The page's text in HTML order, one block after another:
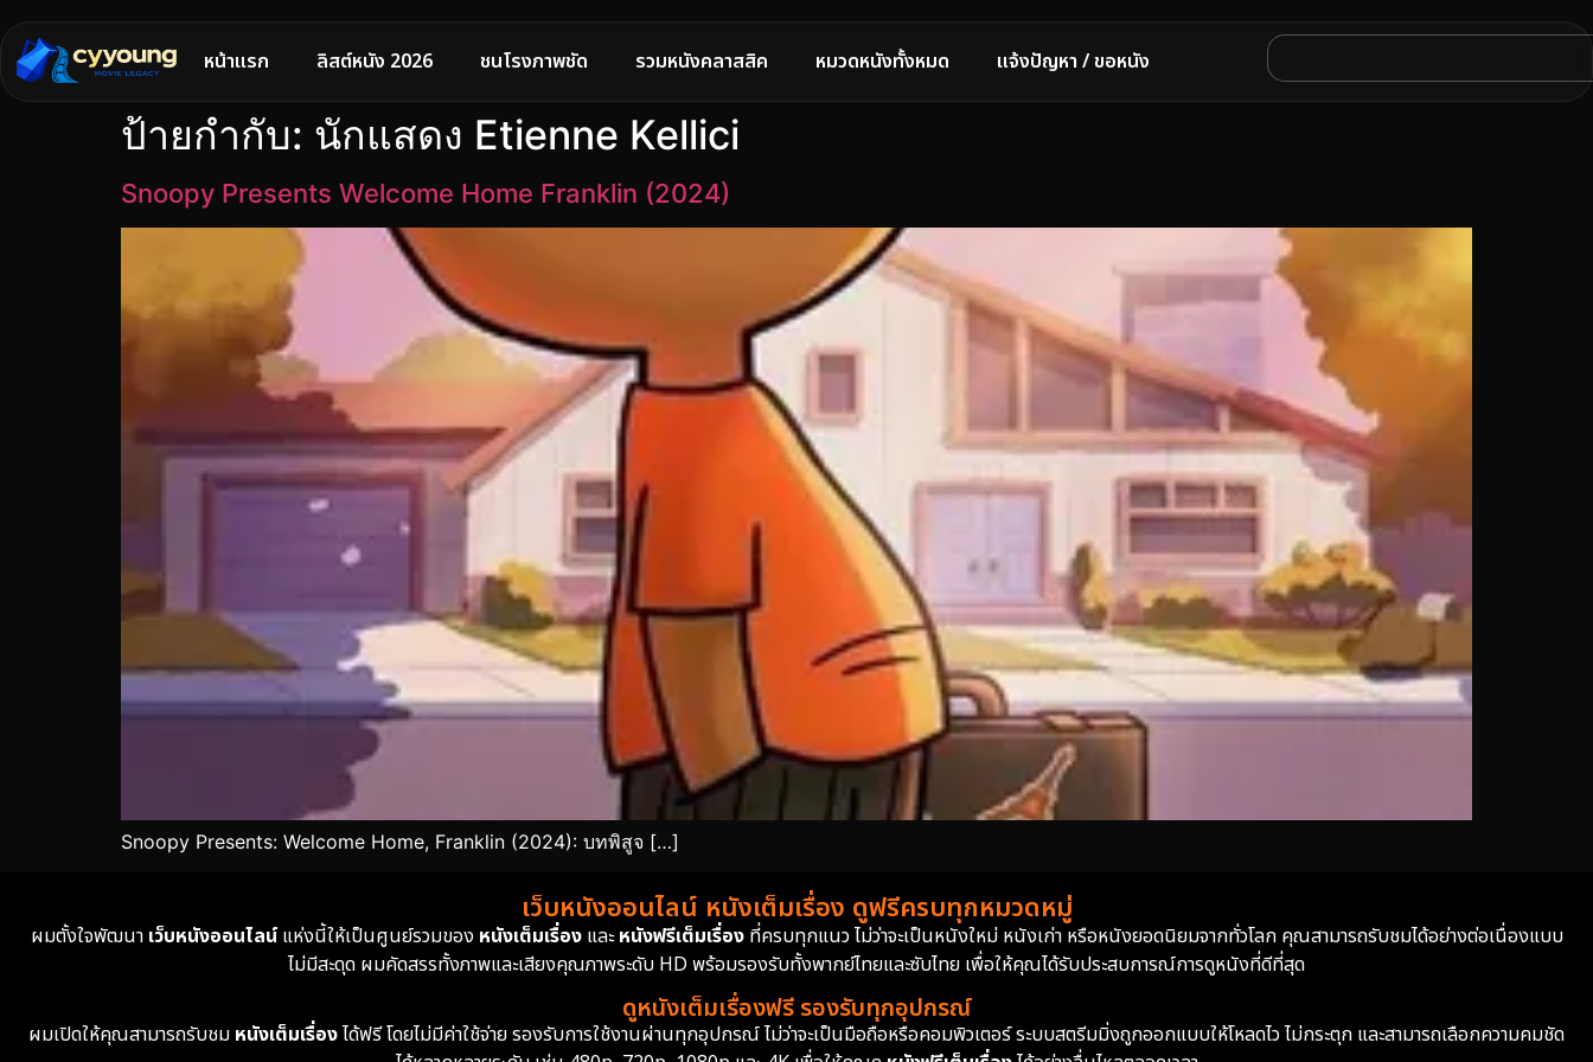
หน้าแรก ลิสต์หนัง 2026 ชนโรงภาพชัด รวมหนังคลาสสิค หมวดหนังทั้งหมด แจ้งปัญหา / ขอหนัง
ป้ายกำกับ: นักแสดง Etienne Kellici
Snoopy Presents Welcome Home Franklin (2024)
Snoopy Presents: Welcome Home, Franklin (2024): บทพิสูจ […]
เว็บหนังออนไลน์ หนังเต็มเรื่อง ดูฟรีครบทุกหมวดหมู่
ผมตั้งใจพัฒนา เว็บหนังออนไลน์แห่งนี้ให้เป็นศูนย์รวมของ หนังเต็มเรื่องและหนังฟรีเต็มเรื่องที่ครบทุกแนว ไม่ว่าจะเป็นหนังใหม่ หนังเก่า หรือหนังยอดนิยมจากทั่วโลก คุณสามารถรับชมได้อย่างต่อเนื่องแบบ
ไม่มีสะดุด ผมคัดสรรทั้งภาพและเสียงคุณภาพระดับ HD พร้อมรองรับทั้งพากย์ไทยและซับไทย เพื่อให้คุณได้รับประสบการณ์การดูหนังที่ดีที่สุด
ดูหนังเต็มเรื่องฟรี รองรับทุกอุปกรณ์
ผมเปิดให้คุณสามารถรับชม หนังเต็มเรื่องได้ฟรี โดยไม่มีค่าใช้จ่าย รองรับการใช้งานผ่านทุกอุปกรณ์ ไม่ว่าจะเป็นมือถือหรือคอมพิวเตอร์ ระบบสตรีมมิ่งถูกออกแบบให้โหลดไว ไม่กระตุก และสามารถเลือกความคมชัด